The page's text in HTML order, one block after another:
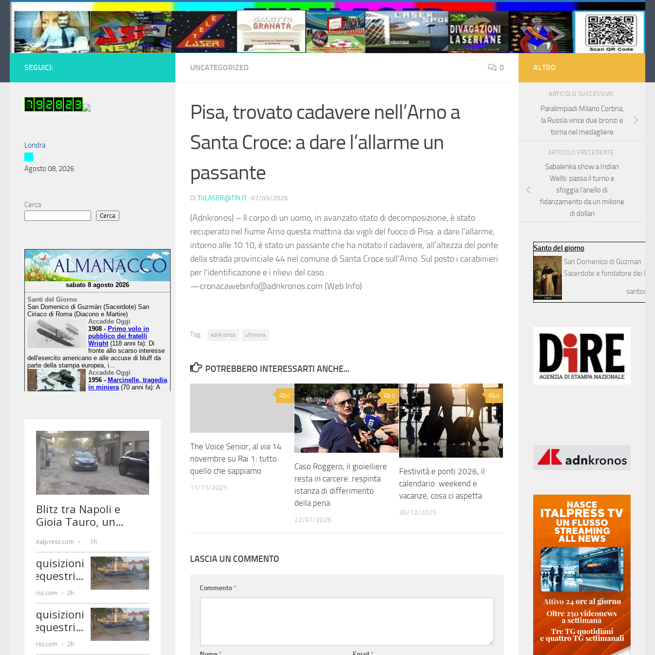
Salta al contenuto
UNCATEGORIZED 0
Pisa, trovato cadavere nell’Arno a
Santa Croce : a dare l’allarme un
passante
DI TVLASER@TIN.IT · 07/03/2026
(Adnkronos) – Il corpo di un uomo, in avanzato stato di decomposizione, è stato
recuperato nel fiume Arno questa mattina dai vigili del fuoco di Pisa: a dare l'allarme,
intorno alle 10.10, è stato un passante che ha notato il cadavere, all'altezza del ponte
della strada provinciale 44 nel comune di Santa Croce sull'Arno. Sul posto i carabinieri
per l'identificazione e i rilievi del caso.
—cronacawebinfo@adnkronos.com (Web Info)
Tag: adnkronos ultimora
POTREBBERO INTERESSARTI ANCHE...
0
The Voice Senior, al via 14
novembre su Rai 1: tutto
quello che sappiamo
11/11/2025
0
Caso Roggero, il gioielliere
resta in carcere: respinta
istanza di differimento
della pena
22/07/2026
0
Festività e ponti 2026, il
calendario: weekend e
vacanze, cosa ci aspetta
30/12/2025
LASCIA UN COMMENTO
Commento*
SEGUICI:
Londra
Agosto 08, 2026
Cerca
Cerca
ALTRO
ARTICOLO SUCCESSIVO
Paralimpiadi Milano Cortina,
la Russia vince due bronzi e
torna nel medagliere
ARTICOLO PRECEDENTE
Sabalenka show a Indian
Wells: passa il turno e
sfoggia l’anello di
fidanzamento da un milione
di dollari
Santo del giorno
San Domenico di Guzman
Sacerdote e fondatore dei